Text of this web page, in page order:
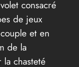
consacré
de jeux
et en
de la
la chasteté